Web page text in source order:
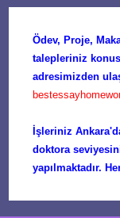
Ödev, Proje,
talepleriniz
adresimizden
İşleriniz
doktora
yapılmaktadır.